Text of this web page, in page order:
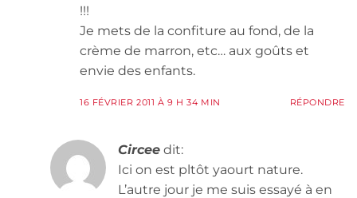
!!!
Je mets de la confiture au fond, de la
crème de marron, etc… aux goûts et
envie des enfants.
16 FÉVRIER 2011 À 9 H 34 MIN RÉPONDRE
Circee dit:
Ici on est pltôt yaourt nature.
L’autre jour je me suis essayé à en